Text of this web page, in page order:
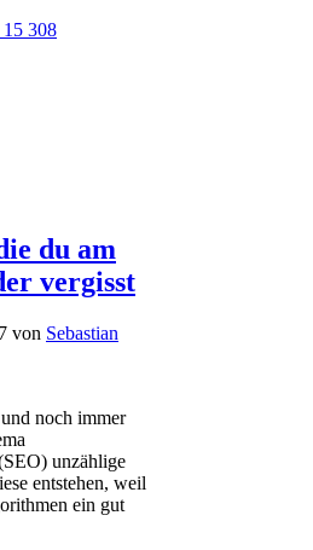
308
du am
vergisst
von Sebastian
noch immer
unzählige
entstehen, weil
ein gut